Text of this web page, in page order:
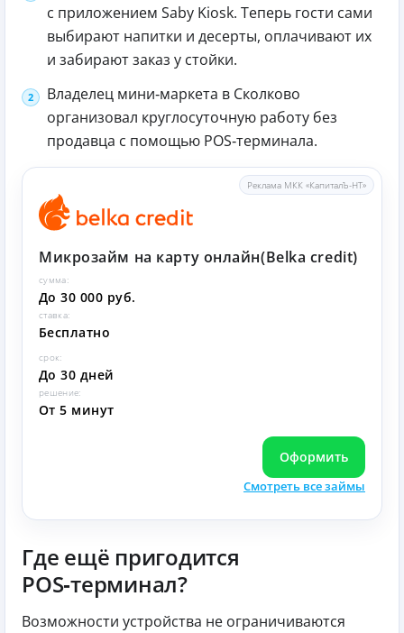
с приложением Saby Kiosk. Теперь гости сами
выбирают напитки и десерты, оплачивают их
и забирают заказ у стойки.
Владелец мини‑маркета в Сколково
организовал круглосуточную работу без
продавца с помощью POS‑терминала.
Реклама МКК «КапиталЪ-НТ»
Микрозайм на карту онлайн(Belka credit)
сумма:
До 30 000 руб.
ставка:
Бесплатно
срок:
До 30 дней
решение:
От 5 минут
Оформить
Смотреть все займы
Где ещё пригодится
POS‑терминал?
Возможности устройства не ограничиваются